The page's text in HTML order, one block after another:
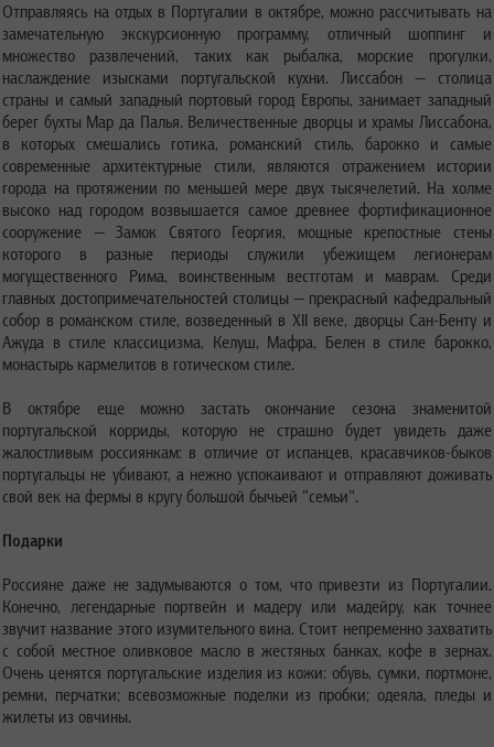
Отправляясь на отдых в Португалии в октябре, можно рассчитывать на
замечательную экскурсионную программу, отличный шоппинг и
множество развлечений, таких как рыбалка, морские прогулки,
наслаждение изысками португальской кухни. Лиссабон — столица
страны и самый западный портовый город Европы, занимает западный
берег бухты Мар да Палья. Величественные дворцы и храмы Лиссабона,
в которых смешались готика, романский стиль, барокко и самые
современные архитектурные стили, являются отражением истории
города на протяжении по меньшей мере двух тысячелетий. На холме
высоко над городом возвышается самое древнее фортификационное
сооружение — Замок Святого Георгия, мощные крепостные стены
которого в разные периоды служили убежищем легионерам
могущественного Рима, воинственным вестготам и маврам. Среди
главных достопримечательностей столицы — прекрасный кафедральный
собор в романском стиле, возведенный в XII веке, дворцы Сан-Бенту и
Ажуда в стиле классицизма, Келуш, Мафра, Белен в стиле барокко,
монастырь кармелитов в готическом стиле.
В октябре еще можно застать окончание сезона знаменитой
португальской корриды, которую не страшно будет увидеть даже
жалостливым россиянкам: в отличие от испанцев, красавчиков-быков
португальцы не убивают, а нежно успокаивают и отправляют доживать
свой век на фермы в кругу большой бычьей "семьи".
Подарки
Россияне даже не задумываются о том, что привезти из Португалии.
Конечно, легендарные портвейн и мадеру или мадейру, как точнее
звучит название этого изумительного вина. Стоит непременно захватить
с собой местное оливковое масло в жестяных банках, кофе в зернах.
Очень ценятся португальские изделия из кожи: обувь, сумки, портмоне,
ремни, перчатки; всевозможные поделки из пробки; одеяла, пледы и
жилеты из овчины.